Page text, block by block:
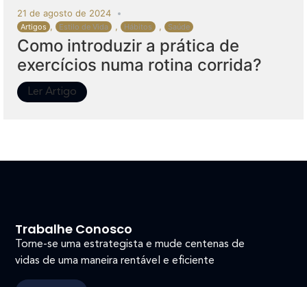
21 de agosto de 2024
Artigos , Estilo de Vida , Hábitos , Saúde
Como introduzir a prática de
exercícios numa rotina corrida?
Ler Artigo
Trabalhe Conosco
Torne-se uma estrategista e mude centenas de
vidas de uma maneira rentável e eficiente